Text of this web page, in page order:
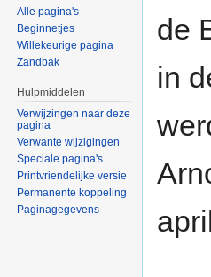
de
in
april
Alle pagina's
Beginnetjes
Willekeurige pagina
Zandbak
Hulpmiddelen
Verwijzingen naar deze
pagina
Verwante wijzigingen
Speciale pagina's
Printvriendelijke versie
Permanente koppeling
Paginagegevens